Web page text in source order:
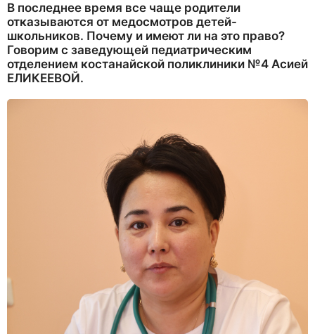
В последнее время все чаще родители
отказываются от медосмотров детей-
школьников. Почему и имеют ли на это право?
Говорим с заведующей педиатрическим
отделением костанайской поликлиники №4 Асией
ЕЛИКЕЕВОЙ.